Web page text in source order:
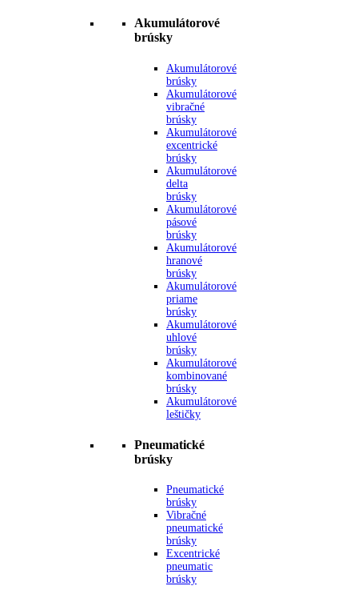
Akumulátorové
brúsky
Akumulátorové
brúsky
Akumulátorové
vibračné
brúsky
Akumulátorové
excentrické
brúsky
Akumulátorové
delta
brúsky
Akumulátorové
pásové
brúsky
Akumulátorové
hranové
brúsky
Akumulátorové
priame
brúsky
Akumulátorové
uhlové
brúsky
Akumulátorové
kombinované
brúsky
Akumulátorové
leštičky
Pneumatické
brúsky
Pneumatické
brúsky
Vibračné
pneumatické
brúsky
Excentrické
pneumatic
brúsky